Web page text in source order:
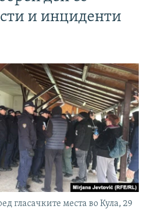
и инциденти
гласачките места во Кула, 29